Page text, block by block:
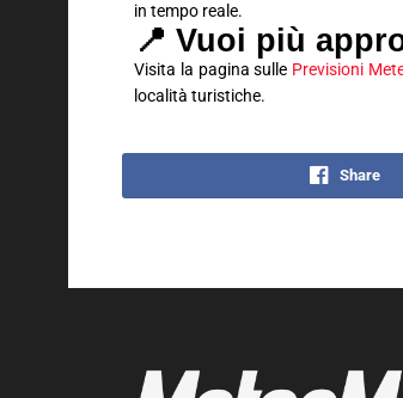
in tempo reale.
📍 Vuoi più
Visita la pagina sulle Previsioni
località turistiche.
Share